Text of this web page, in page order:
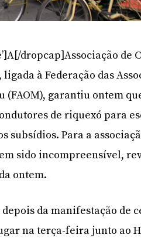
dropcap]Associação de
à Federação das
(FAOM), garantiu ontem
de riquexó para
subsídios. Para a
sido incompreensível,
ontem.
da manifestação de
na terça-feira junto ao